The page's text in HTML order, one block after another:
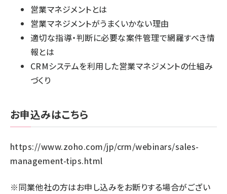
営業マネジメントとは
営業マネジメントがうまくいかない理由
適切な指導・判断に必要な案件管理で網羅すべき情
報とは
CRMシステムを利用した営業マネジメントの仕組み
づくり
お申込みはこちら
https://www.zoho.com/jp/crm/webinars/sales-
management-tips.html
※同業他社の方はお申し込みをお断りする場合がござい